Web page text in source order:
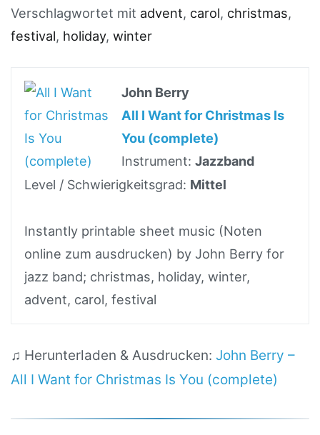
Verschlagwortet mit advent, carol, christmas,
festival, holiday, winter
John Berry
All I Want for Christmas Is
You (complete)
Instrument:Jazzband
Level / Schwierigkeitsgrad: Mittel
Instantly printable sheet music (Noten
online zum ausdrucken) by John Berry for
jazz band; christmas, holiday, winter,
advent, carol, festival
♫ Herunterladen & Ausdrucken: John Berry –
All I Want for Christmas Is You (complete)